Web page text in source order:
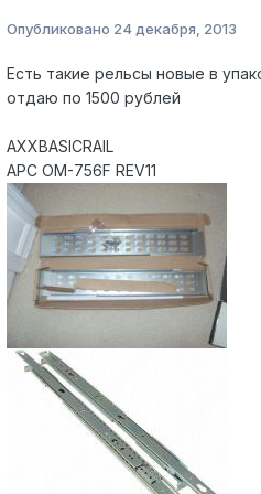
Опубликовано 24 декабря, 2013
Есть такие рельсы новые в
отдаю по 1500 рублей
AXXBASICRAIL
APC OM-756F REV11